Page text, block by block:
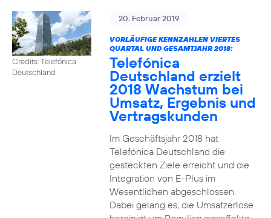
Credits: Telefónica
Deutschland
20. Februar 2019
VORLÄUFIGE KENNZAHLEN VIERTES
QUARTAL UND GESAMTJAHR 2018:
Telefónica
Deutschland erzielt
2018 Wachstum bei
Umsatz, Ergebnis und
Vertragskunden
Im Geschäftsjahr 2018 hat
Telefónica Deutschland die
gesteckten Ziele erreicht und die
Integration von E-Plus im
Wesentlichen abgeschlossen.
Dabei gelang es, die Umsatzerlöse